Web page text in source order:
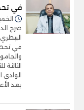
في تحصين
الخميس 26/
صرح
يعد